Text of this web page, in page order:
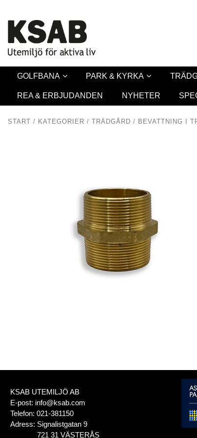
GOLFBANA PARK & KYRKA
REA & ERBJUDANDEN NYHETER
START / KATEGORIER / TRÄDGÅRD / BEVATTNING I
KSAB UTEMILJÖ AB
E-post: info@ksab.com
Telefon: 021-381150
Adress: Signalistgatan 9
721 31 VÄSTERÅS